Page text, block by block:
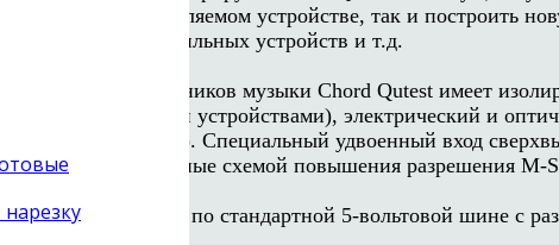
в добавляемом устройстве, так и построить
интернетом, мобильных устройств и т.д.
цифровых источников музыки Chord Qutest имеет
или портативными устройствами), электрический и
СD). Специальный удвоенный вход
оснащенные схемой повышения разрешения M-
подключаемый по стандартной 5-вольтовой шине с